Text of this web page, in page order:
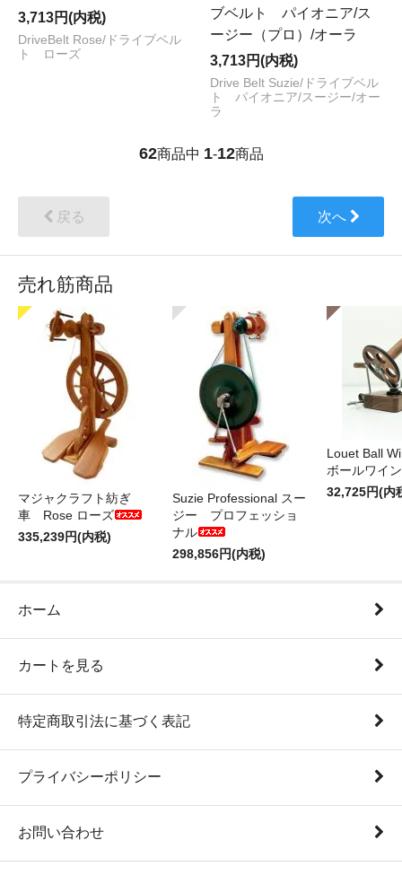
3,713円(内税)
DriveBelt Rose/ドライブベル
ト ローズ
ブベルト パイオニア/ス
ージー（プロ）/オーラ
3,713円(内税)
Drive Belt Suzie/ドライブベル
ト パイオニア/スージー/オー
ラ
62商品中 1-12商品
戻る 次へ
売れ筋商品
マジャクラフト紡ぎ
車 Rose ローズ
335,239円(内税)
Suzie Professional スー
ジー プロフェッショ
ナル
298,856円(内税)
Louet Ball
ボールワイ
32,725円(内
ホーム
カートを見る
特定商取引法に基づく表記
プライバシーポリシー
お問い合わせ